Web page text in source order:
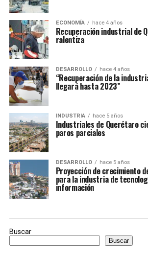
ECONOMÍA hace 4 años
Recuperación industrial de
ralentiza
DESARROLLO hace 4 años
“Recuperación de la
llegará hasta 2023”
INDUSTRIA hace 5 años
Industriales de Querétaro
paros parciales
DESARROLLO hace 5 años
Proyección de crecimiento
para la industria de
información
Buscar
Buscar